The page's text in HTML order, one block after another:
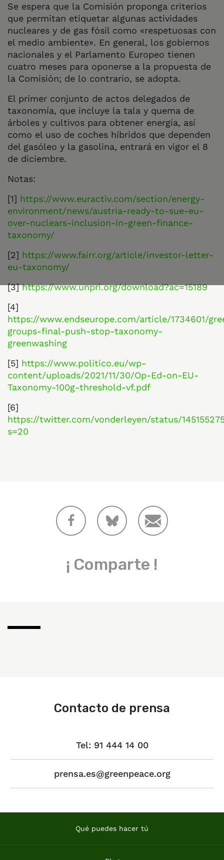
Se espera que la Comisión proponga criterios
que permitan etiquetar algunas actividades
nucleares y de gas fósil como «respetuosas con
el medio ambiente». En general, los gobiernos
nacionales y el Parlamento Europeo tienen
cuatro meses para oponerse a la propuesta de
la Comisión; de lo contrario, se adopta.
El primer conjunto de actos delegados de
taxonomía, que incluye la tala y quema de
árboles y cultivos para obtener energía, así
como el uso de coches híbridos que dependen
del gasóleo y la gasolina, entrará en vigor el 8
de diciembre.
Notas:
[1] https://www.euractiv.com/section/energy-
environment/news/austria-ready-to-sue-eu-
over-nuclears-inclusion-in-green-finance-
taxonomy/
[2] https://www.fairr.org/article/investor-letter-
eu-taxonomy/
[3]https://www.unpri.org/download?ac=15189
[4]
https://www.endseurope.com/article/1734601/
groups-final-push-stop-taxonomy-
greenwashing
[5] https://www.politico.eu/wp-
content/uploads/2021/11/30/Op-Ed-on-EU-
Taxonomy-100g-threshold-vf.pdf
[6]
https://twitter.com/vonderleyen/status/
s=20
¡ Comparte !
Contacto de prensa
Tel: 91 444 14 00
prensa.es@greenpeace.org
Qué puedes hacer tú